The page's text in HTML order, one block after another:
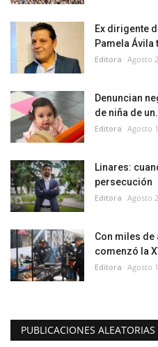
Ex dirigente
Pamela Ávila
Editora Agosto
Denuncian
de niña de
Editora Agosto
Linares:
persecución
Editora Agosto
Con miles
comenzó la
Editora Agosto
PUBLICACIONES ALEATORIAS